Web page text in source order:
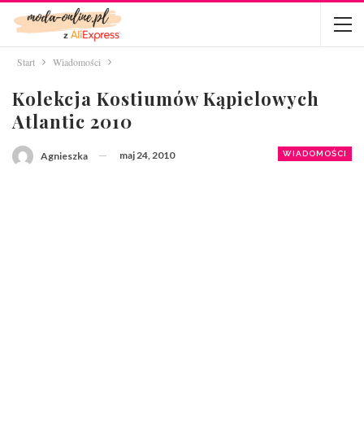
Start Wiadomości
Kolekcja Kostiumów Kąpielowych
Atlantic 2010
WIADOMOŚCI
Agnieszka maj 24, 2010